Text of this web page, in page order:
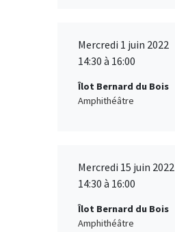
Mercredi 1 juin 2022
14:30 à 16:00
Îlot Bernard du Bois
Amphithéâtre
Mercredi 15 juin 2022
14:30 à 16:00
Îlot Bernard du Bois
Amphithéâtre